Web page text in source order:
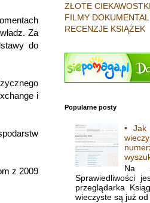
Za
do
i
z 2009
ZŁOTE
FILMY
RECENZJE KSIĄŻEK
Popularne posty
• Jak
Na
Sprawiedliwości
przeglądarka
wieczyste są już od